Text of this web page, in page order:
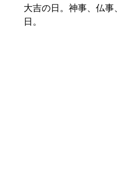
大吉の日。神事、仏事
日。